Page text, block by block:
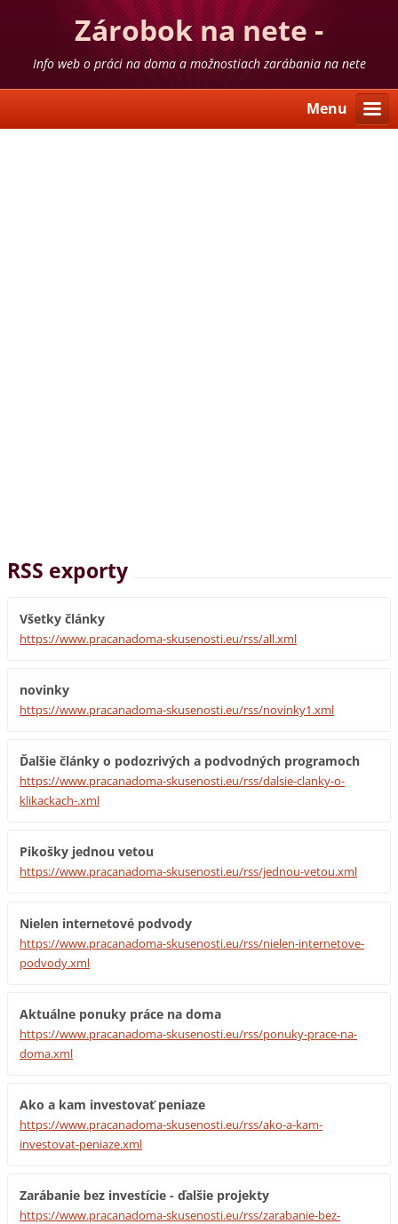
Zárobok na nete -
skúsenosti
Info web o práci na doma a možnostiach zarábania na nete
Menu
RSS exporty
Všetky články
https://www.pracanadoma-skusenosti.eu/rss/all.xml
novinky
https://www.pracanadoma-skusenosti.eu/rss/novinky1.xml
Ďalšie články o podozrivých a podvodných programoch
https://www.pracanadoma-skusenosti.eu/rss/dalsie-clanky-o-
klikackach-.xml
Pikošky jednou vetou
https://www.pracanadoma-skusenosti.eu/rss/jednou-vetou.xml
Nielen internetové podvody
https://www.pracanadoma-skusenosti.eu/rss/nielen-internetove-
podvody.xml
Aktuálne ponuky práce na doma
https://www.pracanadoma-skusenosti.eu/rss/ponuky-prace-na-
doma.xml
Ako a kam investovať peniaze
https://www.pracanadoma-skusenosti.eu/rss/ako-a-kam-
investovat-peniaze.xml
Zarábanie bez investície - ďalšie projekty
https://www.pracanadoma-skusenosti.eu/rss/zarabanie-bez-